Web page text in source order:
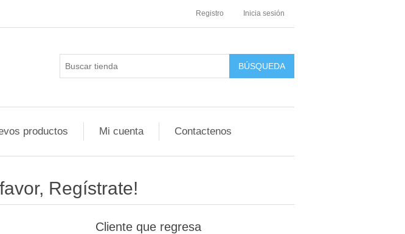
Registro Inicia sesión
productos Mi cuenta Contactenos
Regístrate!
Cliente que regresa